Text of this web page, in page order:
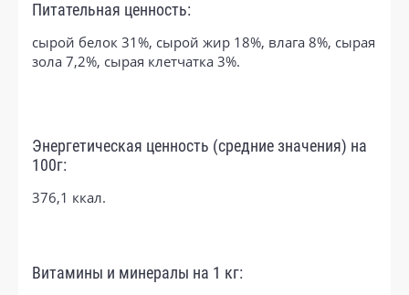
Питательная ценность:
сырой белок 31%, сырой жир 18%, влага 8%, сырая
зола 7,2%, сырая клетчатка 3%.
Энергетическая ценность (средние значения) на
100г:
376,1 ккал.
Витамины и минералы на 1 кг: